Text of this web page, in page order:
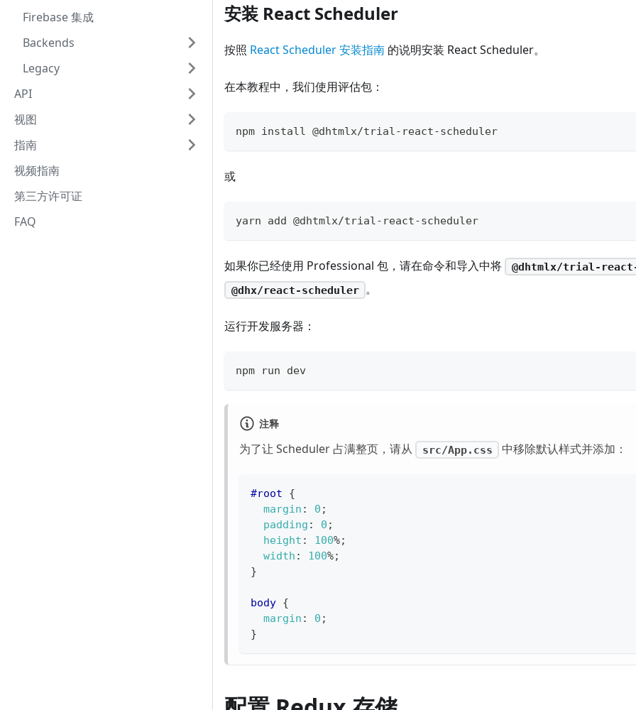
Firebase 集成
Backends
Legacy
API
视图
指南
视频指南
第三方许可证
FAQ
安装 React Scheduler
按照 React Scheduler 安装指南 的说明安装 React Scheduler。
在本教程中，我们使用评估包：
npm install @dhtmlx/trial-react-scheduler
或
yarn add @dhtmlx/trial-react-scheduler
如果你已经使用 Professional 包，请在命令和导入中将
@dhtmlx/trial-
@dhx/react-scheduler 。
运行开发服务器：
npm run dev
注释
为了让 Scheduler 占满整页，请从 src/App.css 中移除默认样式并添加：
#root
{
margin : 0 ;
padding : 0 ;
height : 100%;
width : 100%;
}
body {
margin : 0 ;
}